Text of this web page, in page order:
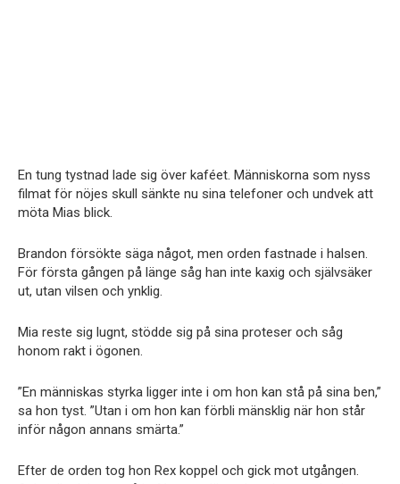
En tung tystnad lade sig över kaféet. Människorna som nyss
filmat för nöjes skull sänkte nu sina telefoner och undvek att
möta Mias blick.
Brandon försökte säga något, men orden fastnade i halsen.
För första gången på länge såg han inte kaxig och självsäker
ut, utan vilsen och ynklig.
Mia reste sig lugnt, stödde sig på sina proteser och såg
honom rakt i ögonen.
”En människas styrka ligger inte i om hon kan stå på sina ben,”
sa hon tyst. ”Utan i om hon kan förbli mänsklig när hon står
inför någon annans smärta.”
Efter de orden tog hon Rex koppel och gick mot utgången.